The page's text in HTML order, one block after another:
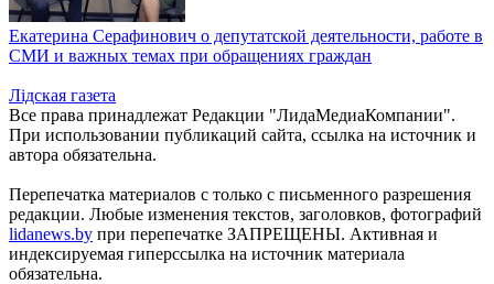
Екатерина Серафинович о депутатской деятельности, работе в
СМИ и важных темах при обращениях граждан
Лiдская газета
Все права принадлежат Редакции "ЛидаМедиаКомпании".
При использовании публикаций сайта, ссылка на источник и
автора обязательна.
Перепечатка материалов c только с письменного разрешения
редакции. Любые изменения текстов, заголовков, фотографий
lidanews.by при перепечатке ЗАПРЕЩЕНЫ. Активная и
индексируемая гиперссылка на источник материала
обязательна.